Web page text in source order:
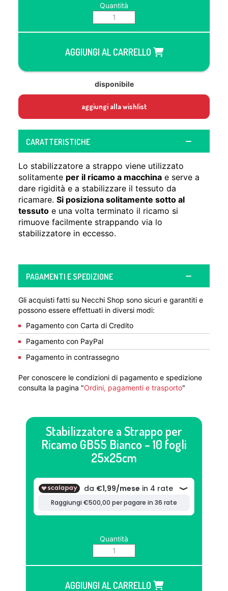
Quantità
AGGIUNGI AL CARRELLO
disponibile
aggiungi alla wishlist
CARATTERISTICHE
Lo stabilizzatore a strappo viene utilizzato
solitamente per il ricamo a macchina e serve a
dare rigidità e a stabilizzare il tessuto da
ricamare. Si posiziona solitamente sotto al
tessuto e una volta terminato il ricamo si
rimuove facilmente strappando via lo
stabilizzatore in eccesso.
PAGAMENTI E SPEDIZIONE
Gli acquisti fatti su Necchi Shop sono sicuri e garantiti e
possono essere effettuati in diversi modi:
Pagamento con Carta di Credito
Pagamento con PayPal
Pagamento in contrassegno
Per conoscere le condizioni di pagamento e spedizione
consulta la pagina "Ordini, pagamenti e trasporto"
Stabilizzatore a Strappo per
Ricamo GB55 Bianco – 10 fogli
25x25cm
Quantità
AGGIUNGI AL CARRELLO